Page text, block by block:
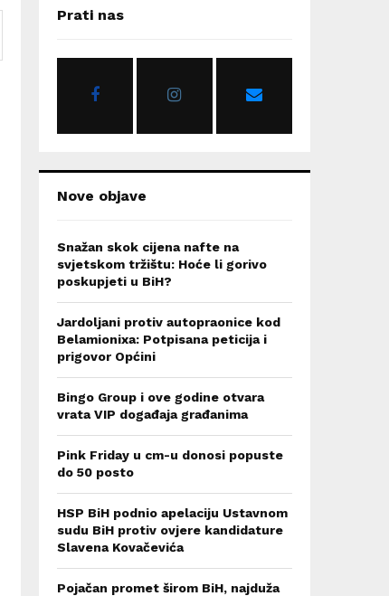
h
o
Prati nas
Nove objave
Snažan skok cijena nafte na
svjetskom tržištu: Hoće li gorivo
poskupjeti u BiH?
Jardoljani protiv autopraonice kod
Belamionixa: Potpisana peticija i
prigovor Općini
Bingo Group i ove godine otvara
vrata VIP događaja građanima
Pink Friday u cm-u donosi popuste
do 50 posto
HSP BiH podnio apelaciju Ustavnom
sudu BiH protiv ovjere kandidature
Slavena Kovačevića
Pojačan promet širom BiH, najduža